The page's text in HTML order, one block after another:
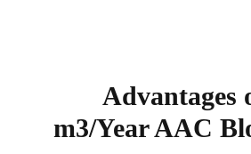
Advantages
m3/Year AAC